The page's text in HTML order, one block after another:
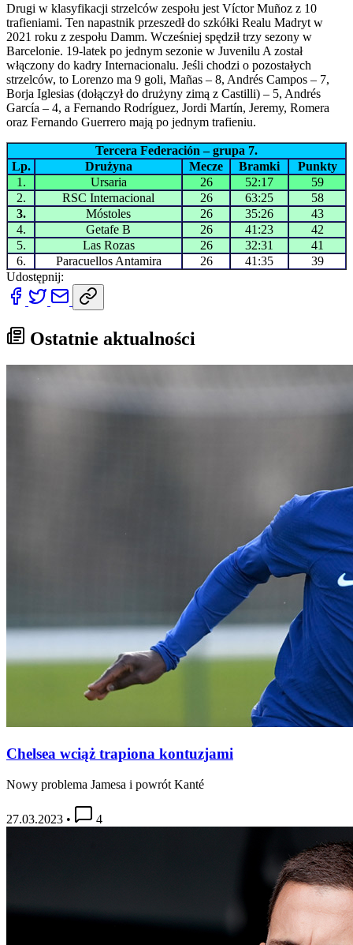
Drugi w klasyfikacji strzelców zespołu jest Víctor Muñoz z 10
trafieniami. Ten napastnik przeszedł do szkółki Realu Madryt w
2021 roku z zespołu Damm. Wcześniej spędził trzy sezony w
Barcelonie. 19-latek po jednym sezonie w Juvenilu A został
włączony do kadry Internacionalu. Jeśli chodzi o pozostałych
strzelców, to Lorenzo ma 9 goli, Mañas – 8, Andrés Campos – 7,
Borja Iglesias (dołączył do drużyny zimą z Castilli) – 5, Andrés
García – 4, a Fernando Rodríguez, Jordi Martín, Jeremy, Romera
oraz Fernando Guerrero mają po jednym trafieniu.
Tercera Federación – grupa 7.
Lp.
Drużyna Mecze Bramki
Punkty
1.
Ursaria 26 52:17
59
2.
RSC Internacional 26 63:25
58
3.
Móstoles 26 35:26
43
4.
Getafe B 26 41:23
42
5.
Las Rozas 26 32:31
41
6.
Paracuellos Antamira 26 41:35
39
Udostępnij:
Ostatnie aktualności
Chelsea wciąż trapiona kontuzjami
Nowy problema Jamesa i powrót Kanté
27.03.2023 • 4